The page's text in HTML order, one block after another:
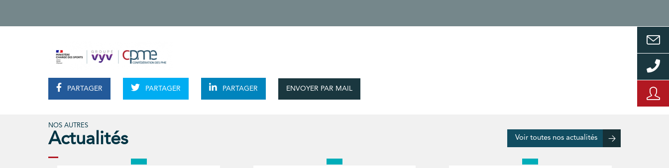
PARTAGER PARTAGER PARTAGER ENVOYER PAR MAIL
NOS AUTRES
Actualités Voir toutes nos actualités